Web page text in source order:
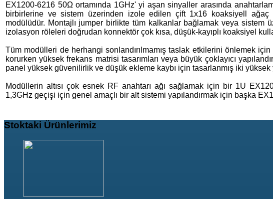
EX1200-6216 50Ω ortamında 1GHz' yi aşan sinyaller arasında
birbirlerine ve sistem üzerinden izole edilen çift 1x16 koaksiyell ağaç
modülüdür. Montajlı jumper birlikte tüm kalkanlar bağlamak veya sistem
izolasyon röleleri doğrudan konnektör çok kısa, düşük-kayıplı koaksiyel
Tüm modülleri de herhangi sonlandırılmamış taslak etkilerini önlemek
korurken yüksek frekans matrisi tasarımları veya büyük çoklayıcı
panel yüksek güvenilirlik ve düşük ekleme kaybı için tasarlanmış iki
Modüllerin altısı çok esnek RF anahtarı ağı sağlamak için bir 1U
1,3GHz geçişi için genel amaçlı bir alt sistemi yapılandırmak için başka
Stoktaki Ürünlerimiz